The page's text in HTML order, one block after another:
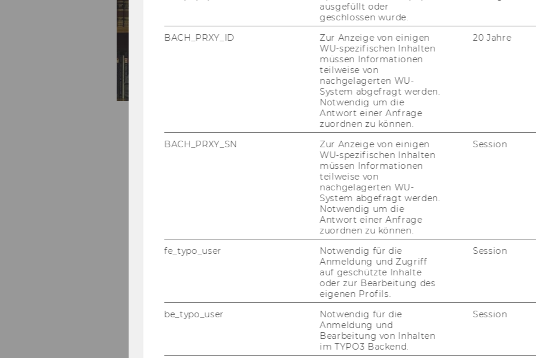
Em­ploy­ment after the DIBT Pro­gram:
Se­cond Doc­to­ral Pro­gram in So­cial and Eco­
no­mic Sci­en­ces at WU, Vi­en­na
ausgefüllt oder
geschlossen wurde.
BACH_PRXY_ID
Zur Anzeige von einigen
WU-spezifischen Inhalten
müssen Informationen
teilweise von
nachgelagerten WU-
System abgefragt werden.
Notwendig um die
Antwort einer Anfrage
zuordnen zu können.
20 Jahre
BACH_PRXY_SN
Zur Anzeige von einigen
WU-spezifischen Inhalten
müssen Informationen
teilweise von
nachgelagerten WU-
System abgefragt werden.
Notwendig um die
Antwort einer Anfrage
zuordnen zu können.
Session
fe_typo_user
Notwendig für die
Anmeldung und Zugriff
auf geschützte Inhalte
oder zur Bearbeitung des
eigenen Profils.
Session
be_typo_user
Notwendig für die
Anmeldung und
Bearbeitung von Inhalten
im TYPO3 Backend.
Session